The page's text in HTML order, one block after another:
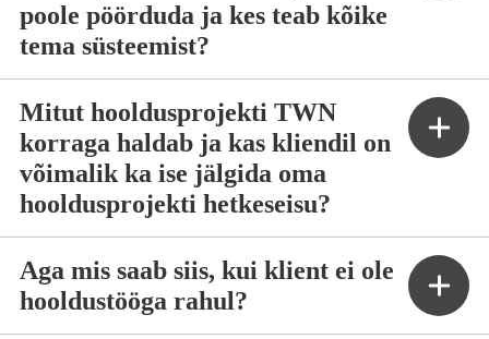
poole pöörduda ja kes teab kõike
tema süsteemist?
Mitut hooldusprojekti TWN
korraga haldab ja kas kliendil on
võimalik ka ise jälgida oma
hooldusprojekti hetkeseisu?
Aga mis saab siis, kui klient ei ole
hooldustööga rahul?